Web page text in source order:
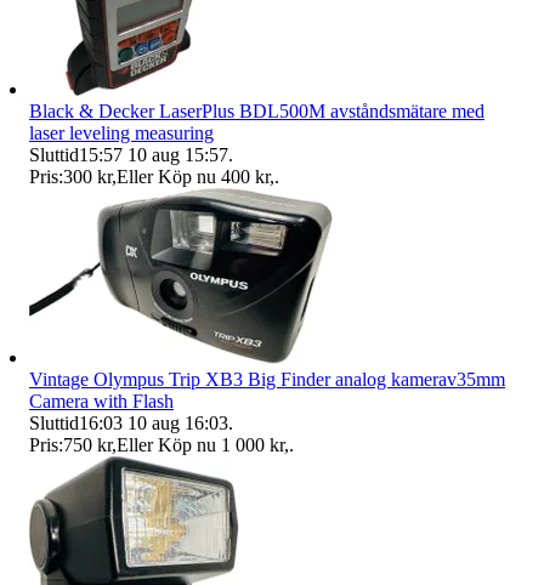
Black & Decker LaserPlus BDL500M avståndsmätare med
laser leveling measuring
Sluttid15:57 10 aug 15:57.
Pris:300 kr,Eller Köp nu 400 kr,.
Vintage Olympus Trip XB3 Big Finder analog kamerav35mm
Camera with Flash
Sluttid16:03 10 aug 16:03.
Pris:750 kr,Eller Köp nu 1 000 kr,.